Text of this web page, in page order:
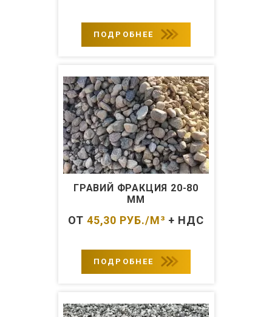
ПОДРОБНЕЕ
ГРАВИЙ ФРАКЦИЯ 20-80
ММ
ОТ 45,30 РУБ./М³ + НДС
ПОДРОБНЕЕ